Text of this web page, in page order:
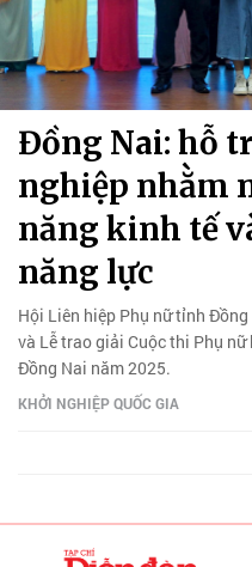
Đồng Nai: hỗ
nghiệp nhằm
năng kinh tế
năng lực
Hội Liên hiệp Phụ nữ tỉnh
và Lễ trao giải Cuộc thi Phụ
Đồng Nai năm 2025.
KHỞI NGHIỆP QUỐC GIA